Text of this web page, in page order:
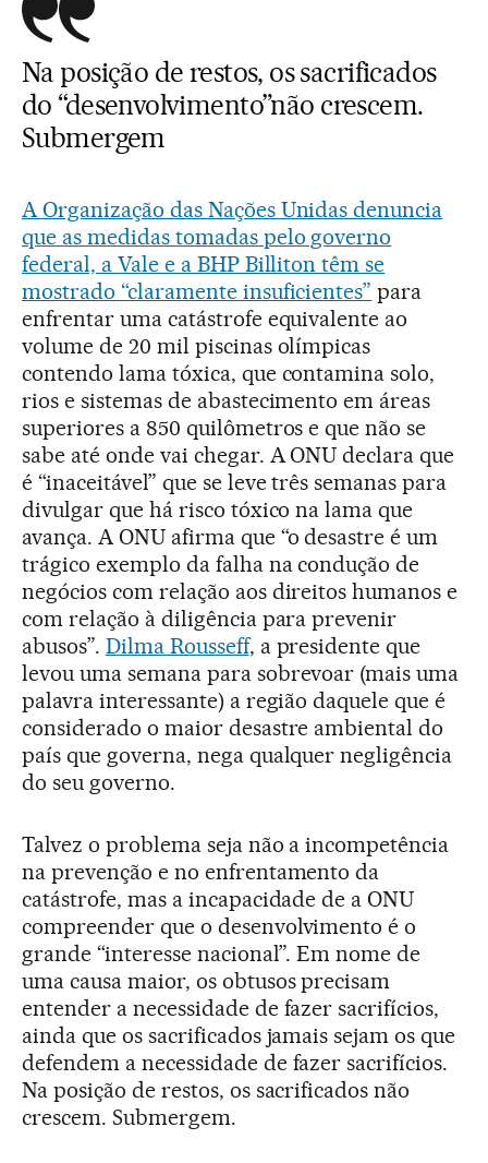
Na posição de restos, os sacrificados
do “desenvolvimento”não crescem.
Submergem
A Organização das Nações Unidas denuncia
que as medidas tomadas pelo governo
federal, a Vale e a BHP Billiton têm se
mostrado “claramente insuficientes” para
enfrentar uma catástrofe equivalente ao
volume de 20 mil piscinas olímpicas
contendo lama tóxica, que contamina solo,
rios e sistemas de abastecimento em áreas
superiores a 850 quilômetros e que não se
sabe até onde vai chegar. A ONU declara que
é “inaceitável” que se leve três semanas para
divulgar que há risco tóxico na lama que
avança. A ONU afirma que “o desastre é um
trágico exemplo da falha na condução de
negócios com relação aos direitos humanos e
com relação à diligência para prevenir
abusos”. Dilma Rousseff, a presidente que
levou uma semana para sobrevoar (mais uma
palavra interessante) a região daquele que é
considerado o maior desastre ambiental do
país que governa, nega qualquer negligência
do seu governo.
Talvez o problema seja não a incompetência
na prevenção e no enfrentamento da
catástrofe, mas a incapacidade de a ONU
compreender que o desenvolvimento é o
grande “interesse nacional”. Em nome de
uma causa maior, os obtusos precisam
entender a necessidade de fazer sacrifícios,
ainda que os sacrificados jamais sejam os que
defendem a necessidade de fazer sacrifícios.
Na posição de restos, os sacrificados não
crescem. Submergem.